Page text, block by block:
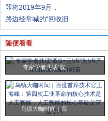
即将2019年9月，
路边经常喊的“回收旧
随便看看
专家学者共话“双
乌镇大咖时间｜百